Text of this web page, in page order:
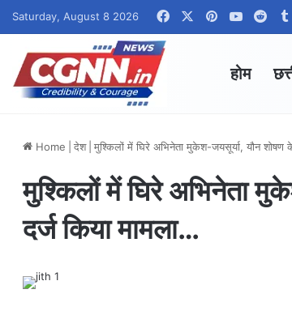
Saturday, August 8 2026 FacebookPinterestYouTube
होम
Home देश मुश्किलों में घिरे अभिनेता मुकेश-जयसूर्या, यौन
मुश्किलों में घिरे अभिनेता
दर्ज किया मामला…